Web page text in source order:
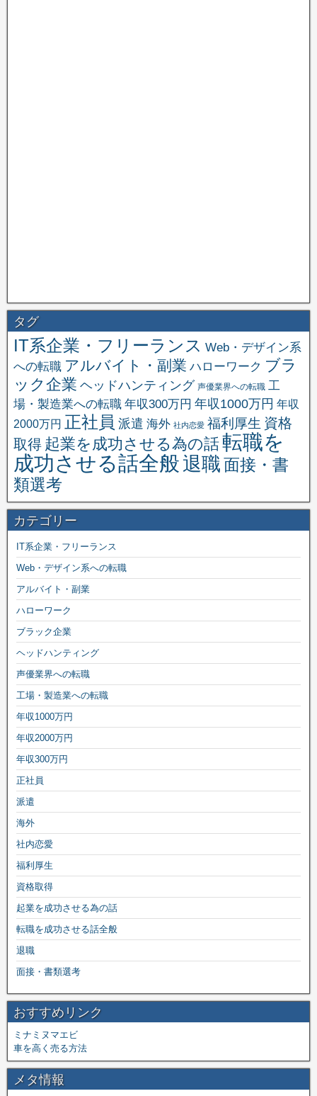
タグ
IT系企業・フリーランス Web・デザイン系
への転職 アルバイト・副業 ハローワーク ブラ
ック企業 ヘッドハンティング 声優業界への転職 工
場・製造業への転職 年収300万円 年収1000万円 年収
2000万円 正社員 派遣 海外 社内恋愛 福利厚生 資格
取得 起業を成功させる為の話転職を
成功させる話全般退職面接・書
類選考
カテゴリー
IT系企業・フリーランス
Web・デザイン系への転職
アルバイト・副業
ハローワーク
ブラック企業
ヘッドハンティング
声優業界への転職
工場・製造業への転職
年収1000万円
年収2000万円
年収300万円
正社員
派遣
海外
社内恋愛
福利厚生
資格取得
起業を成功させる為の話
転職を成功させる話全般
退職
面接・書類選考
おすすめリンク
ミナミヌマエビ
車を高く売る方法
メタ情報